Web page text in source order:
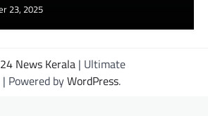
23, 2025
News Kerala | Ultimate
| Powered byWordPress.